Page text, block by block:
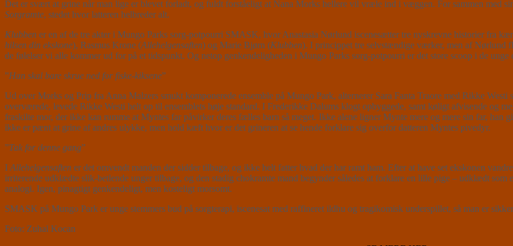
Det er svært at grine når man lige er blevet forladt, og fuldt forståeligt at Nana Morks hellere vil vræle ind i væggen. For sammen med
Sorgramte, stedet hvor latteren helbreder alt.
Klubben er en af de tre akter i Mungo Parks sorg-potpourri SMASK, hvor Anastasia Nørlund iscenesætter tre nyskrevne historier fra
hilsen din ekskone), Rasmus Krone (Allehelgensaften) og Marie Bjørn (Klubben). I princippet tre selvstændige værker, men af Nørlund
de følelser vi alle kommer ud for på et tidspunkt. Og netop genkendeligheden i Mungo Parks sorg-potpourri er det store scoop i de unge
”Han skal bare skrue ned for fiske-kiksene”
Ud over Morks og Prip fra Anna Malzers smukt komponerede ensemble på Mungo Park, alternerer Sara Fanta Traore med Rikke
overværede, levede Rikke Westi helt op til ensemblets høje standard. I Frederikke Dalums klogt opbyggede, samt køligt afvisende og
fraskilte mor, der ikke kan rumme at Myntes far påvirker deres fælles barn så meget. Ikke alene ligner Mynte mere og mere sin far, han
ikke er pænt at grine af andres ulykke, men hold kæft hvor er det grineren at se hende forklare sig overfor datteren Myntes pivedyr.
”Tak for denne gang”
I Allehelgensaften er det omvendt manden der sidder tilbage, og ikke helt fatter hvad der har ramt ham. Efter at have set ekskonen
irriterende udklædte slik-betlende unger tilbage, og den stadig chokramte mand begynder således at forklare en lille pige – udklædt
analogi. Igen, pinagtigt genkendeligt, men kosteligt morsomt.
SMASK på Mungo Park er unge stemmers bud på sorgterapi, iscenesat med raffineret ildhu og tragikomisk underspillet, så man er
Foto: Zuhal Kocan